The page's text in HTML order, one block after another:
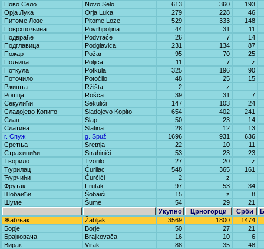
Ново Село
Novo Selo 613 360
193
Орја Лука
Orja Luka 279 228
46
Питоме Лозе
Pitome Loze 529 333
148
Поврхпољина
Povrhpoljina 44 31
11
Подвраће
Podvraće 26 7
14
Подглавица
Podglavica 231 134
87
Пожар
Požar 95 70
25
Пољица
Poljica 11 7
z
Поткула
Potkula 325 196
90
Поточило
Potočilo 48 25
15
Ржишта
Ržišta 2 z
-
Рошца
Rošca 39 31
7
Секулићи
Sekulići 147 103
24
Сладојево Копито
Sladojevo Kopito 654 402
241
Слап
Slap 50 23
14
Слатина
Slatina 28 12
13
г. Спуж
g. Spuž 1696 931
636
Сретња
Sretnja 22 10
11
Страхинићи
Strahinići 53 23
23
Творило
Tvorilo 27 20
z
Ћурилац
Ćurilac 548 365
161
Ћурчићи
Ćurčići 2 z
-
Фрутак
Frutak 97 53
34
Шобаићи
Šobaići 15 z
8
Шуме
Šume 54 29
21
Укупно
Црногорци Срби
Жабљак
Žabljak 3569 1800
1474
Борје
Borje 50 27
21
Брајковача
Brajkovača 16 10
6
Вирак
Virak 88 35
48